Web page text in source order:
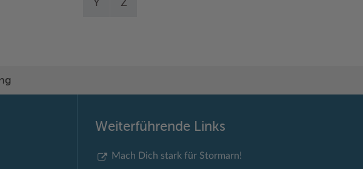
Y Z
Weiterführende Links
Mach Dich stark für Stormarn!